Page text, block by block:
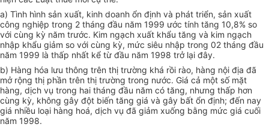
a) Tình hình sản xuất, kinh doanh ổn định và phát triển, sản xuất
công nghiệp trong 2 tháng đầu năm 1999 ước tính tăng 10,8% so
với cùng kỳ năm trước. Kim ngạch xuất khẩu tăng và kim ngạch
nhập khẩu giảm so với cùng kỳ, mức siêu nhập trong 02 tháng đầu
năm 1999 là thấp nhất kể từ đầu năm 1998 trở lại đây.
b) Hàng hóa lưu thông trên thị trường khá rồi rào, hàng nội địa đã
mở rộng thị phần trên thị trường trong nước. Giá cả một số mặt
hàng, dịch vụ trong hai tháng đầu năm có tăng, nhưng thấp hơn
cùng kỳ, không gây đột biến tăng giá và gây bất ổn định; đến nay
giá nhiều loại hàng hoá, dịch vụ đã giảm xuống bằng mức giá cuối
năm 1998.